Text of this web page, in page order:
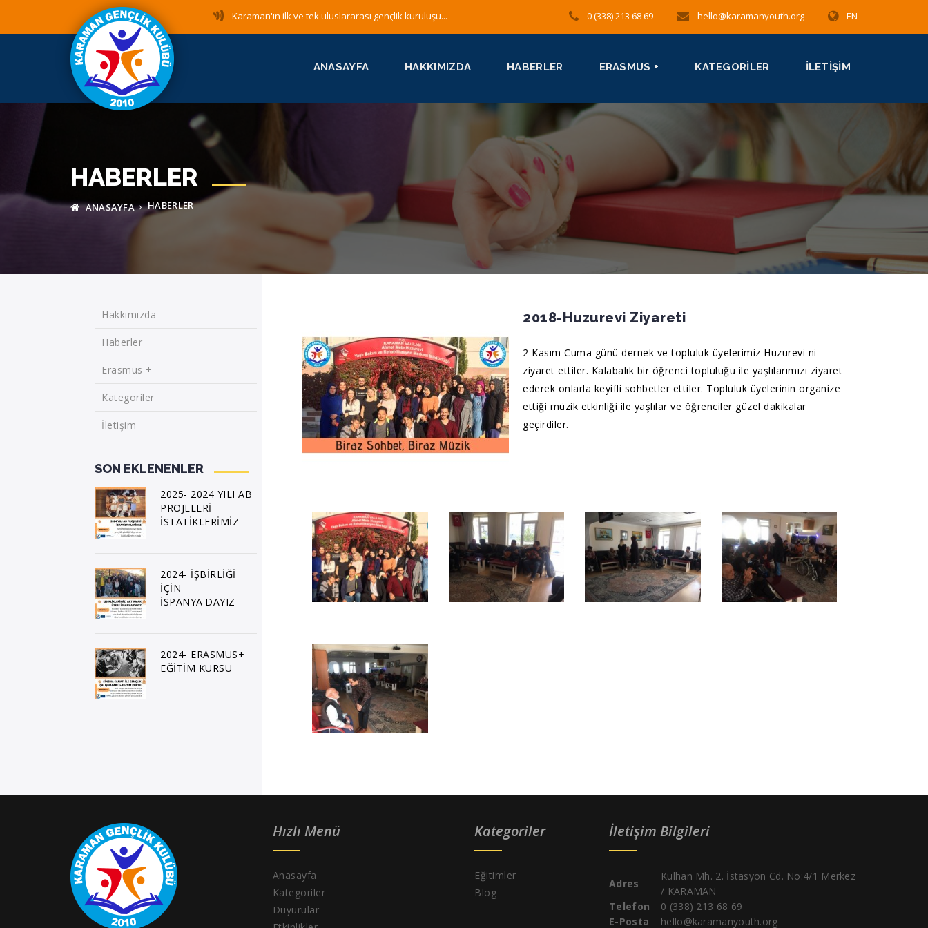
ANASAYFA HAKKIMIZDA HABERLER ERASMUS + KATEGORILER İLETIŞIM
Karaman'ın ilk ve tek uluslararası gençlik kuruluşu... 0 (338) 213 68 69 hello@karamanyouth.org EN
HABERLER
ANASAYFA HABERLER
2018-Huzurevi Ziyareti
2 Kasım Cuma günü dernek ve topluluk üyelerimiz Huzurevi ni
ziyaret ettiler. Kalabalık bir öğrenci topluluğu ile yaşlılarımızı ziyaret
ederek onlarla keyifli sohbetler ettiler. Topluluk üyelerinin organize
ettiği müzik etkinliği ile yaşlılar ve öğrenciler güzel dakikalar
geçirdiler.
Hakkımızda
Haberler
Erasmus +
Kategoriler
İletişim
SON EKLENENLER
2025- 2024 YILI AB
PROJELERİ
İSTATİKLERİMİZ
2024- İŞBİRLİĞİ
İÇİN
İSPANYA'DAYIZ
2024- ERASMUS+
EĞİTİM KURSU
Hızlı Menü
Anasayfa
Kategoriler
Duyurular
Kategoriler
Eğitimler
Blog
İletişim Bilgileri
Adres
Külhan Mh. 2. İstasyon Cd. No:4/1 Merkez
/ KARAMAN
Telefon
0 (338) 213 68 69
E-Posta
hello@karamanyouth.org